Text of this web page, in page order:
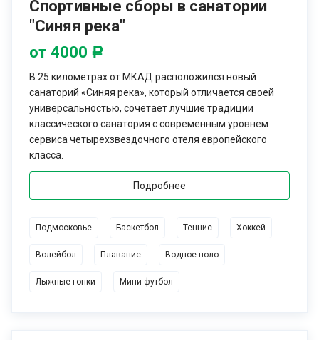
Спортивные сборы в санатории
"Синяя река"
от 4000 Р
В 25 километрах от МКАД расположился новый
санаторий «Синяя река», который отличается своей
универсальностью, сочетает лучшие традиции
классического санатория с современным уровнем
сервиса четырехзвездочного отеля европейского
класса.
Подробнее
Подмосковье Баскетбол Теннис Хоккей
Волейбол Плавание Водное поло
Лыжные гонки Мини-футбол